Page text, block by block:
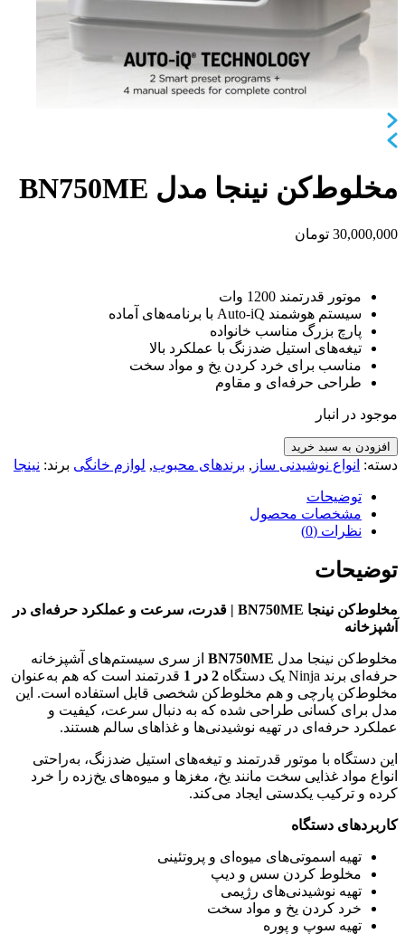
مخلوط‌کن نینجا مدل BN750ME
30,000,000 تومان
موتور قدرتمند 1200 وات
سیستم هوشمند Auto-iQ با برنامه‌های آماده
پارچ بزرگ مناسب خانواده
تیغه‌های استیل ضدزنگ با عملکرد بالا
مناسب برای خرد کردن یخ و مواد سخت
طراحی حرفه‌ای و مقاوم
موجود در انبار
مخلوط‌کن
نینجا
BN750ME
افزودن به سبد خرید
دسته: انواع نوشیدنی ساز , برندهای محبوب, لوازم خانگی برند: نینجا
توضیحات
مشخصات محصول
نظرات (0)
توضیحات
مخلوط‌کن نینجا
قدرت، سرعت و عملکرد حرفه‌ای در
آشپزخانه
مخلوط‌کن نینجا مدل BN750ME از سری سیستم‌های آشپزخانه
حرفه‌ای برند Ninja یک دستگاه
2 در 1
قدرتمند است که هم به‌عنوان
مخلوط‌کن پارچی و هم مخلوط‌کن شخصی قابل استفاده است. این
مدل برای کسانی طراحی شده که به دنبال سرعت، کیفیت و
عملکرد حرفه‌ای در تهیه نوشیدنی‌ها و غذاهای سالم هستند.
این دستگاه با موتور قدرتمند و تیغه‌های استیل ضدزنگ، به‌راحتی
انواع مواد غذایی سخت مانند یخ، مغزها و میوه‌های یخ‌زده را خرد
کرده و ترکیب یکدستی ایجاد می‌کند.
کاربردهای دستگاه
تهیه اسموتی‌های میوه‌ای و پروتئینی
مخلوط کردن سس و دیپ
تهیه نوشیدنی‌های رژیمی
خرد کردن یخ و مواد سخت
تهیه سوپ و پوره